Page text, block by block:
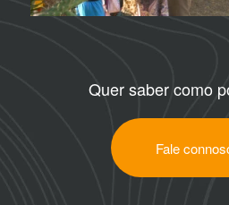
Quer saber como
Fale